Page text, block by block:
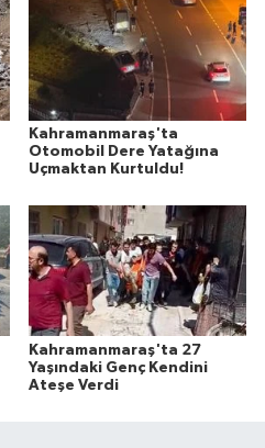
Kahramanmaraş'ta
Otomobil Dere Yatağına
Uçmaktan Kurtuldu!
Kahramanmaraş'ta 27
Yaşındaki Genç Kendini
Ateşe Verdi